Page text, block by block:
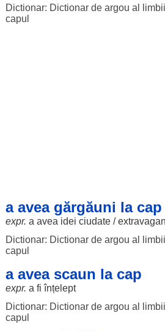
Dictionar: Dictionar de argou al
capul
a avea gărgăuni la cap
expr. a avea idei ciudate/
Dictionar: Dictionar de argou al
capul
a avea scaun la cap
expr. a fiînțelept
Dictionar: Dictionar de argou al
capul